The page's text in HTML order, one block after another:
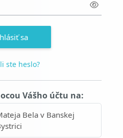
sa
ste heslo?
Vášho účtu na:
Bela v Banskej